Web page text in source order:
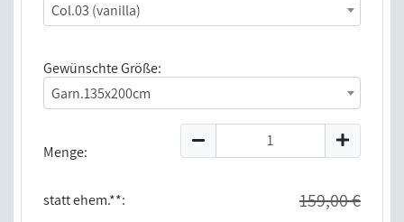
Col.03 (vanilla)
Gewünschte Größe:
Garn.135x200cm
Menge:
statt ehem.**: 159,00 €